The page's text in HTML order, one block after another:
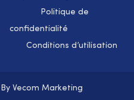
Politique de
confidentialité
Conditions d’utilisation
Vecom Marketing